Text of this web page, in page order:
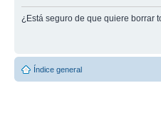
¿Está seguro de que quiere borrar
Índice general